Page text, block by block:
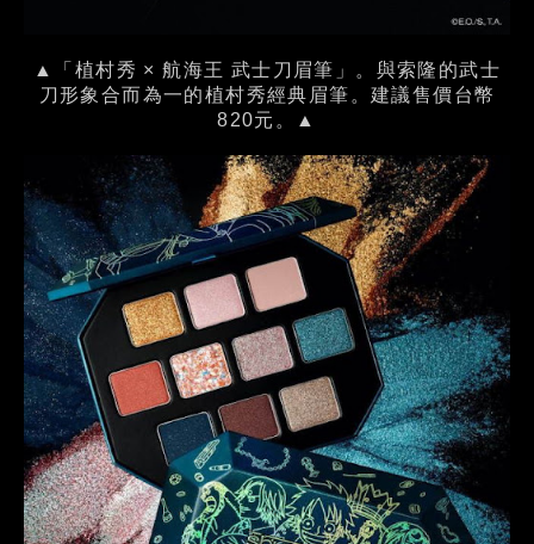
▲「植村秀 × 航海王 武士刀眉筆」。與索隆的武士
刀形象合而為一的植村秀經典眉筆。建議售價台幣
820元。▲